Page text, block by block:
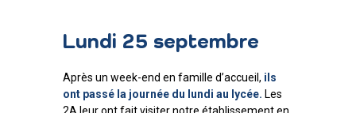
Lundi 25 septembre
Après un week-end en famille d’accueil, ils
ont passé la journée du lundi au lycée. Les
2A leur ont fait visiter notre établissement en